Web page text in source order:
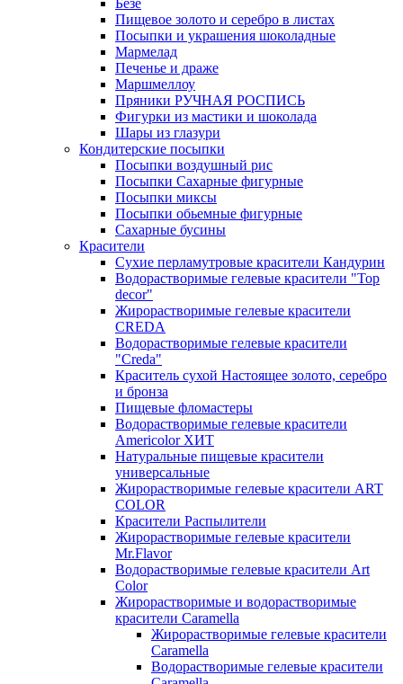
Безе
Пищевое золото и серебро в листах
Посыпки и украшения шоколадные
Мармелад
Печенье и драже
Маршмеллоу
Пряники РУЧНАЯ РОСПИСЬ
Фигурки из мастики и шоколада
Шары из глазури
Кондитерские посыпки
Посыпки воздушный рис
Посыпки Сахарные фигурные
Посыпки миксы
Посыпки обьемные фигурные
Сахарные бусины
Красители
Сухие перламутровые красители Кандурин
Водорастворимые гелевые красители "Top
decor"
Жирорастворимые гелевые красители
CREDA
Водорастворимые гелевые красители
"Creda"
Краситель сухой Настоящее золото, серебро
и бронза
Пищевые фломастеры
Водорастворимые гелевые красители
Americolor ХИТ
Натуральные пищевые красители
универсальные
Жирорастворимые гелевые красители ART
COLOR
Красители Распылители
Жирорастворимые гелевые красители
Mr.Flavor
Водорастворимые гелевые красители Art
Color
Жирорастворимые и водорастворимые
красители Caramella
Жирорастворимые гелевые красители
Caramella
Водорастворимые гелевые красители